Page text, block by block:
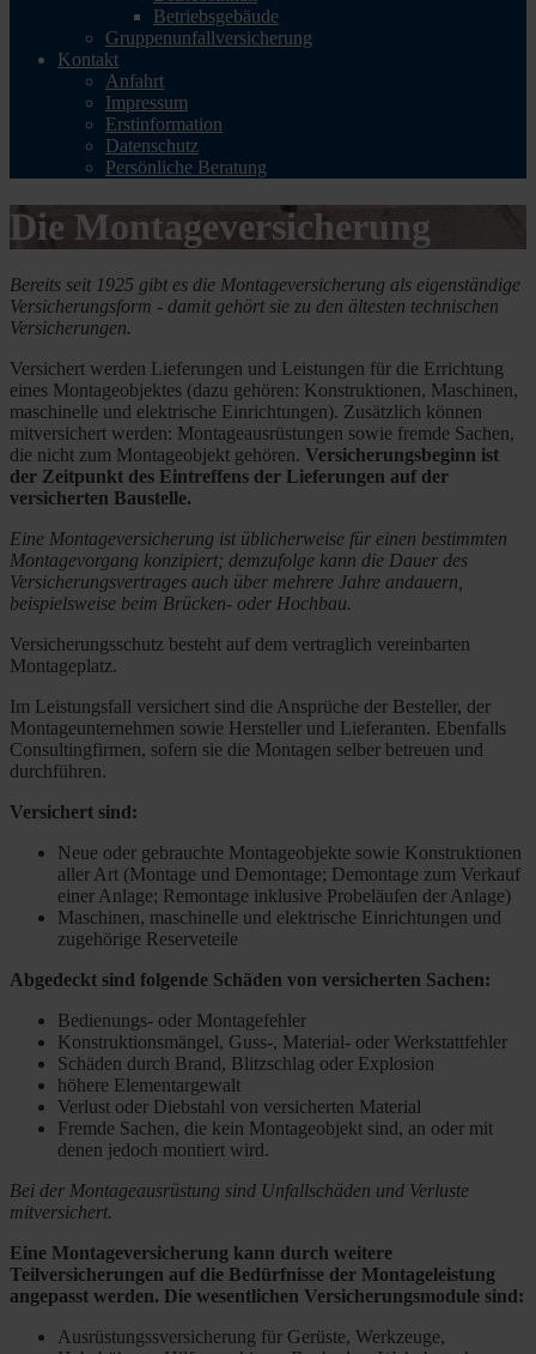
Betriebsgebäude
Gruppenunfallversicherung
Kontakt
Anfahrt
Impressum
Erstinformation
Datenschutz
Persönliche Beratung
Die Montageversicherung
Bereits seit 1925 gibt es die Montageversicherung als eigenständige
Versicherungsform - damit gehört sie zu den ältesten technischen
Versicherungen.
Versichert werden Lieferungen und Leistungen für die Errichtung
eines Montageobjektes (dazu gehören: Konstruktionen, Maschinen,
maschinelle und elektrische Einrichtungen). Zusätzlich können
mitversichert werden: Montageausrüstungen sowie fremde Sachen,
die nicht zum Montageobjekt gehören. Versicherungsbeginn ist
der Zeitpunkt des Eintreffens der Lieferungen auf der
versicherten Baustelle.
Eine Montageversicherung ist üblicherweise für einen bestimmten
Montagevorgang konzipiert; demzufolge kann die Dauer des
Versicherungsvertrages auch über mehrere Jahre andauern,
beispielsweise beim Brücken- oder Hochbau.
Versicherungsschutz besteht auf dem vertraglich vereinbarten
Montageplatz.
Im Leistungsfall versichert sind die Ansprüche der Besteller, der
Montageunternehmen sowie Hersteller und Lieferanten. Ebenfalls
Consultingfirmen, sofern sie die Montagen selber betreuen und
durchführen.
Versichert sind:
Neue oder gebrauchte Montageobjekte sowie Konstruktionen
aller Art (Montage und Demontage; Demontage zum Verkauf
einer Anlage; Remontage inklusive Probeläufen der Anlage)
Maschinen, maschinelle und elektrische Einrichtungen und
zugehörige Reserveteile
Abgedeckt sind folgende Schäden von versicherten Sachen:
Bedienungs- oder Montagefehler
Konstruktionsmängel, Guss-, Material- oder Werkstattfehler
Schäden durch Brand, Blitzschlag oder Explosion
höhere Elementargewalt
Verlust oder Diebstahl von versicherten Material
Fremde Sachen, die kein Montageobjekt sind, an oder mit
denen jedoch montiert wird.
Bei der Montageausrüstung sind Unfallschäden und Verluste
mitversichert.
Eine Montageversicherung kann durch weitere
Teilversicherungen auf die Bedürfnisse der Montageleistung
angepasst werden. Die wesentlichen Versicherungsmodule sind:
Ausrüstungssversicherung für Gerüste, Werkzeuge,